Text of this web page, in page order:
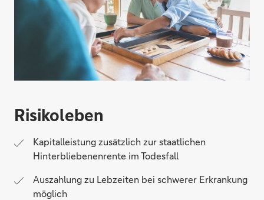
Risikoleben
Kapitalleistung zusätzlich zur staatlichen
Hinterbliebenenrente im Todesfall
Auszahlung zu Lebzeiten bei schwerer Erkrankung
möglich